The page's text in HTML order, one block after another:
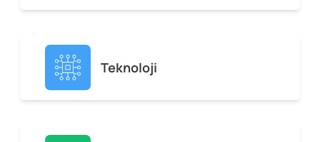
Teknoloji